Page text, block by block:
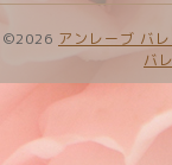
©2026 アンレーブ バ
バ